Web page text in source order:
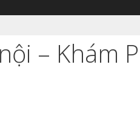
– Khám